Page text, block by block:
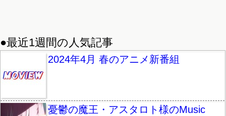
●最近1週間の人気記事
2024年4月 春のアニメ新番組
憂鬱の魔王・アスタロト様のMusic